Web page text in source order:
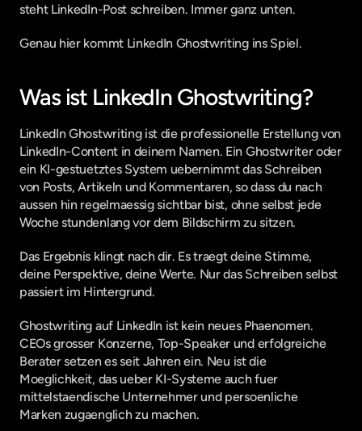
steht LinkedIn-Post schreiben. Immer ganz unten.
Genau hier kommt LinkedIn Ghostwriting ins Spiel.
Was ist LinkedIn Ghostwriting?
LinkedIn Ghostwriting ist die professionelle Erstellung von
LinkedIn-Content in deinem Namen. Ein Ghostwriter oder
ein KI-gestuetztes System uebernimmt das Schreiben
von Posts, Artikeln und Kommentaren, so dass du nach
aussen hin regelmaessig sichtbar bist, ohne selbst jede
Woche stundenlang vor dem Bildschirm zu sitzen.
Das Ergebnis klingt nach dir. Es traegt deine Stimme,
deine Perspektive, deine Werte. Nur das Schreiben selbst
passiert im Hintergrund.
Ghostwriting auf LinkedIn ist kein neues Phaenomen.
CEOs grosser Konzerne, Top-Speaker und erfolgreiche
Berater setzen es seit Jahren ein. Neu ist die
Moeglichkeit, das ueber KI-Systeme auch fuer
mittelstaendische Unternehmer und persoenliche
Marken zugaenglich zu machen.